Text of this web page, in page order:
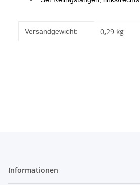
Produkteigenschaft
Wert
Versandgewicht: 0,29 kg
Informationen